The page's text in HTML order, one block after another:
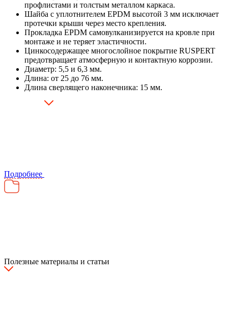
профлистами и толстым металлом каркаса.
Шайба с уплотнителем EPDM высотой 3 мм исключает
протечки крыши через место крепления.
Прокладка EPDM самовулканизируется на кровле при
монтаже и не теряет эластичности.
Цинкосодержащее многослойное покрытие RUSPERT
предотвращает атмосферную и контактную коррозии.
Диаметр: 5,5 и 6,3 мм.
Длина: от 25 до 76 мм.
Длина сверлящего наконечника: 15 мм.
Подробнее
Полезные материалы и статьи